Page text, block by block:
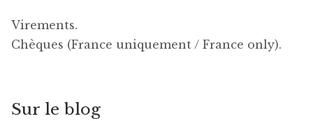
Virements.
Chèques (France uniquement / France only).
Sur le blog